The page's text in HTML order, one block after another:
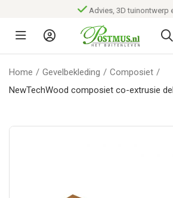
Advies, 3D tuinontwerp
Home / Gevelbekleding / Composiet /
NewTechWood composiet co-extrusie